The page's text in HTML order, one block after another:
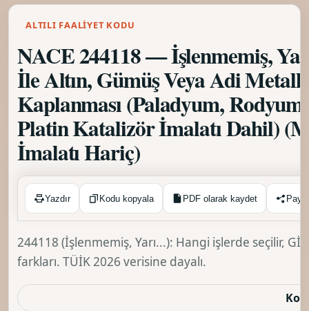
ALTILI FAALIYET KODU
NACE 244118 — İşlenmemiş,
İle Altın, Gümüş Veya Adi
Kaplanması (Paladyum,
Platin Katalizör İmalatı Dahil)
İmalatı Hariç)
Yazdır Kodu kopyala PDF olarak kaydet
Kopyalandı ✓
244118 (İşlenmemiş, Yarı...): Hangi işlerde seçilir,
farkları. TÜİK 2026 verisine dayalı.